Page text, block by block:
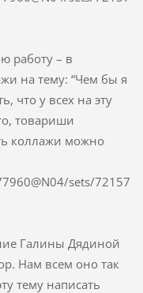
работу – в
на тему: “Чем бы я
что у всех на эту
товариши
коллажи можно
sets/72157
Галины Дядиной
Нам всем оно так
тему написать